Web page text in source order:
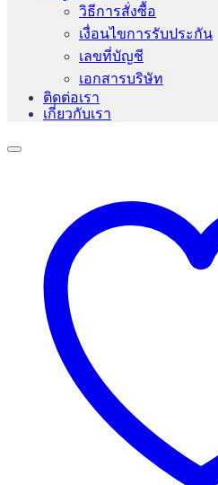
วิธีการสั่งซื้อ
เงื่อนไขการรับประกัน
เลขที่บัญชี
เอกสารบริษัท
ติดต่อเรา
เกี่ยวกับเรา